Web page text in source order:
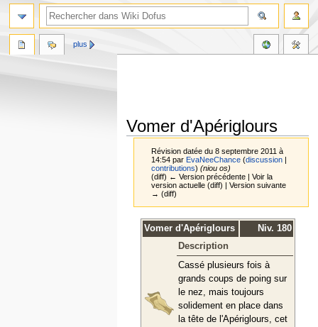
Vomer d'Apériglours
Révision datée du 8 septembre 2011 à
14:54 parEvaNeeChance (discussion |
contributions) (niou os)
(diff) ← Version précédente | Voir la
version actuelle (diff) | Version suivante
→ (diff)
Vomer d'Apériglours
Niv. 180
Description
Cassé plusieurs fois à
grands coups de poing sur
le nez, mais toujours
solidement en place dans
la tête de l'Apériglours, cet
plus